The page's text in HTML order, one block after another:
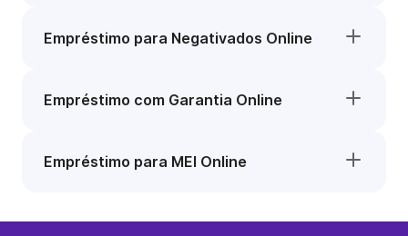
Empréstimo para Negativados Online
Empréstimo com Garantia Online
Empréstimo para MEI Online